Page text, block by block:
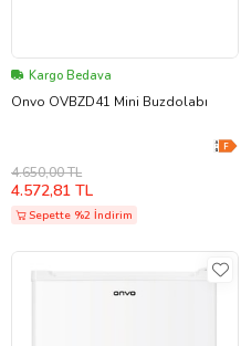
Kargo Bedava
Onvo OVBZD41 Mini Buzdolabı
4.650,00 TL
4.572,81 TL
Sepette %2 İndirim